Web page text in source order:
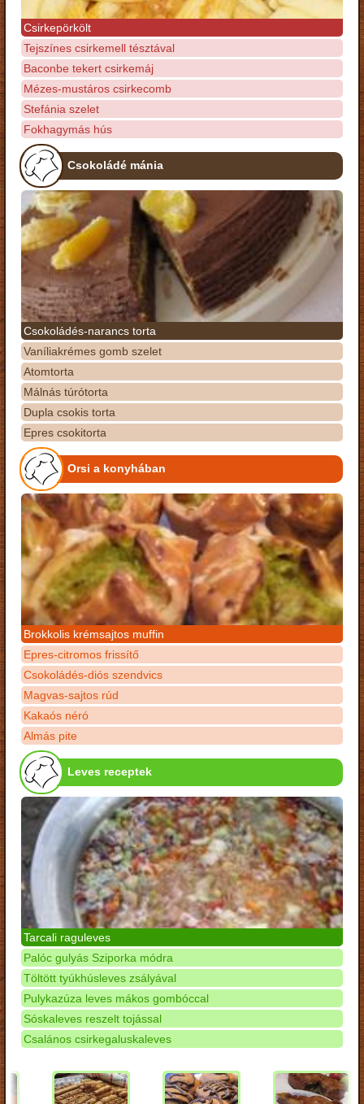
Csirkepörkölt
Tejszínes csirkemell tésztával
Baconbe tekert csirkemáj
Mézes-mustáros csirkecomb
Stefánia szelet
Fokhagymás hús
Csokoládé mánia
Csokoládés-narancs torta
Vaníliakrémes gomb szelet
Atomtorta
Málnás túrótorta
Dupla csokis torta
Epres csokitorta
Orsi a konyhában
Brokkolis krémsajtos muffin
Epres-citromos frissítő
Csokoládés-diós szendvics
Magvas-sajtos rúd
Kakaós néró
Almás pite
Leves receptek
Tarcali raguleves
Palóc gulyás Sziporka módra
Töltött tyúkhúsleves zsályával
Pulykazúza leves mákos gombóccal
Sóskaleves reszelt tojással
Csalános csirkegaluskaleves